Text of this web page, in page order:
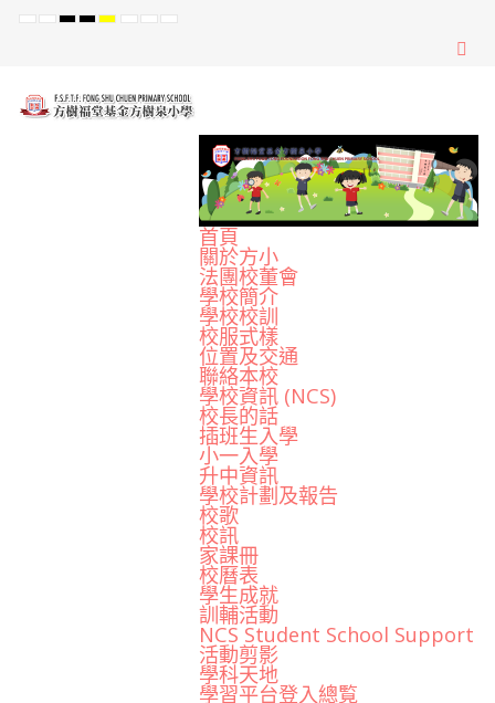
Default
Night
High
mode
High
mode
High
mode
SetSetSet
首頁
關於方小
法團校董會
學校簡介
學校校訓
校服式樣
位置及交通
聯絡本校
學校資訊 (NCS)
校長的話
插班生入學
小一入學
升中資訊
學校計劃及報告
校歌
校訊
家課冊
校曆表
學生成就
訓輔活動
NCS Student School Support
活動剪影
學科天地
學習平台登入總覧